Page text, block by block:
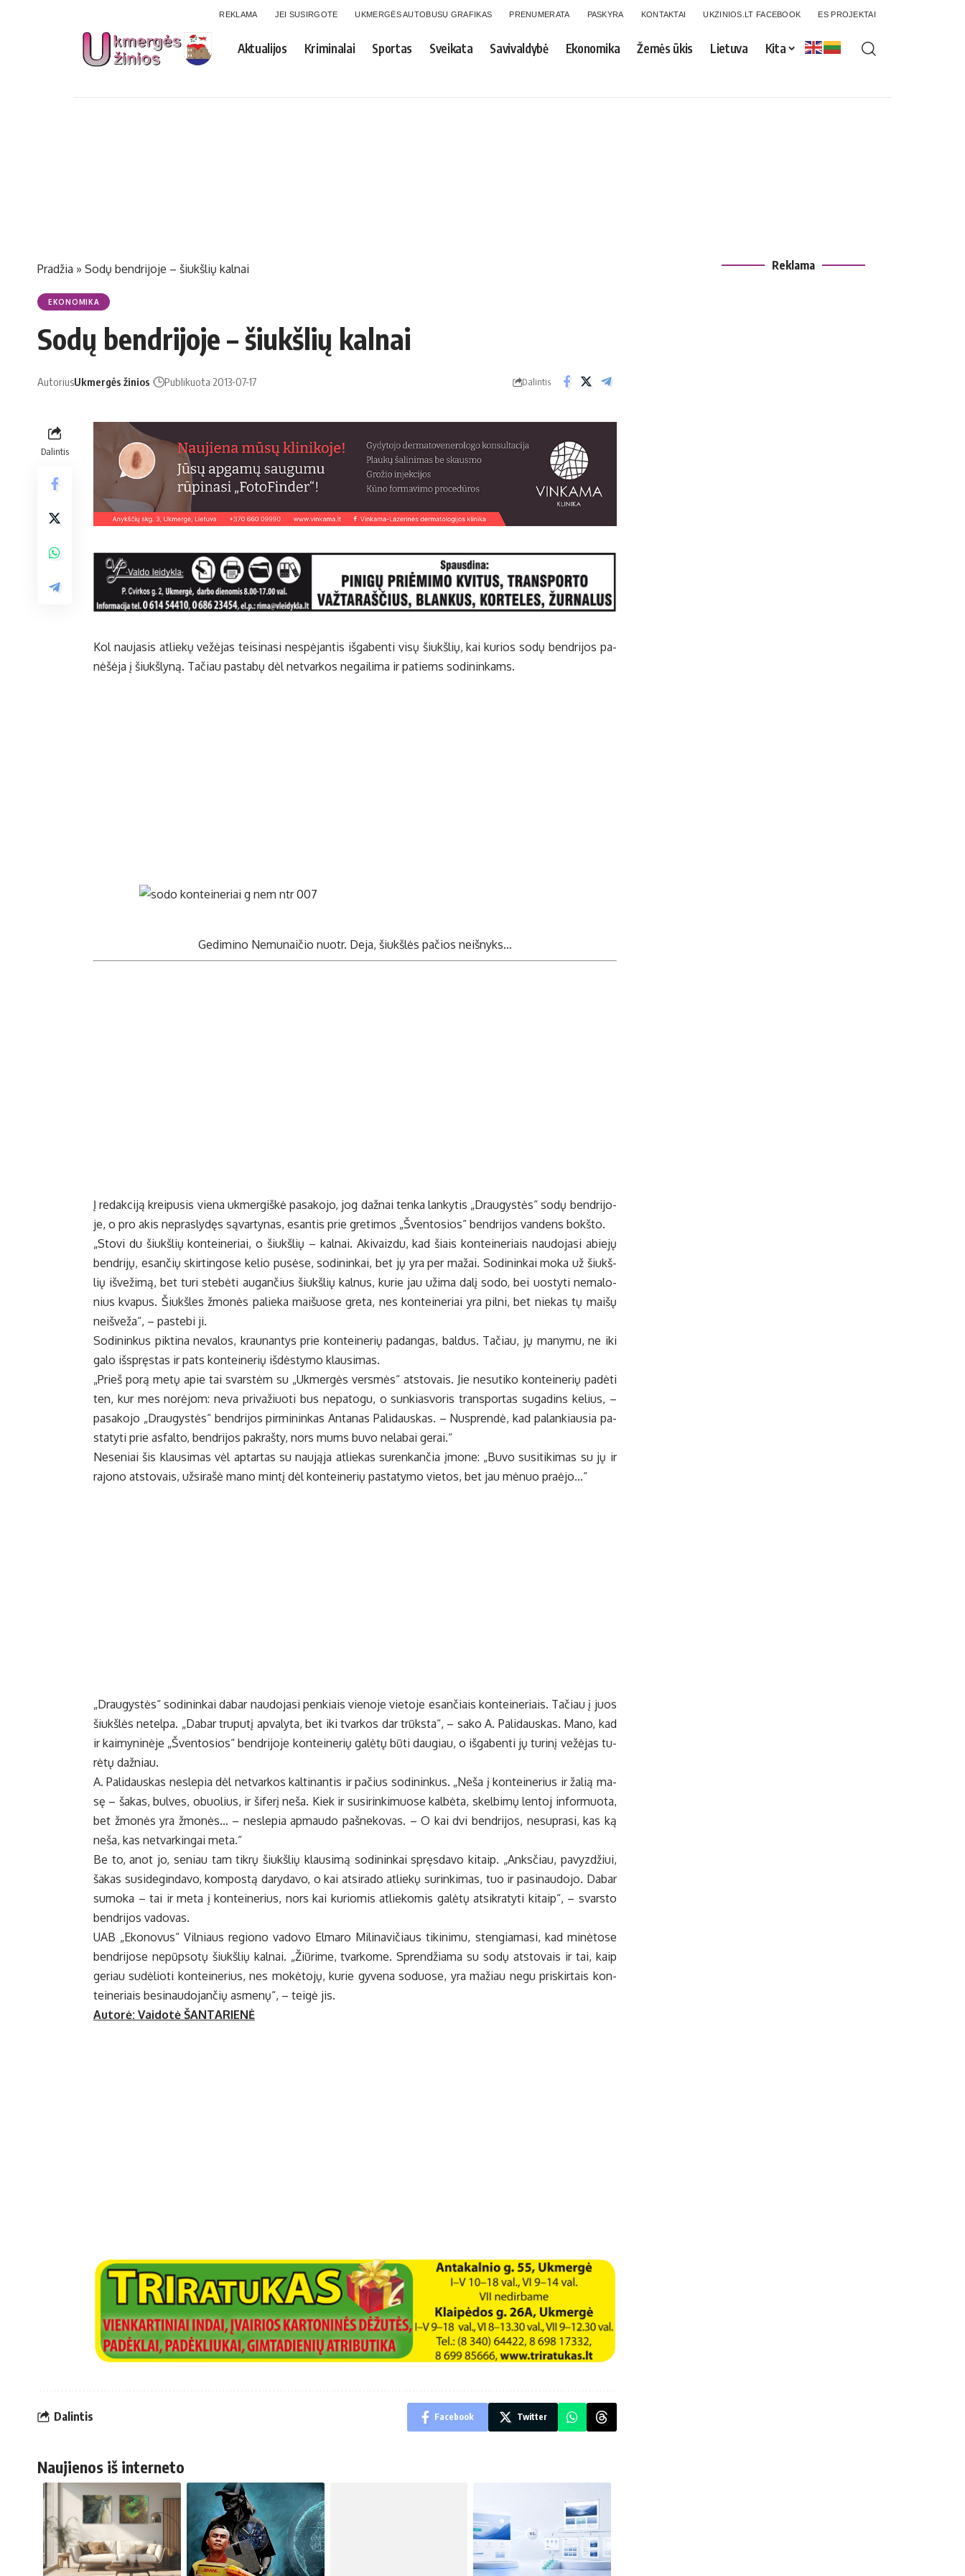
REKLAMA JEI SUSIRGOTE UKMERGĖS AUTOBUSŲ GRAFIKAS PRENUMERATA PASKYRA KONTAKTAI UKZINIOS.LT FACEBOOK ES PROJEKTAI
Aktualijos Kriminalai Sportas Sveikata Savivaldybė Ekonomika Žemės ūkis Lietuva Kita
Pradžia » So­dų ben­dri­jo­je – šiukš­lių kal­nai
EKONOMIKA
So­dų ben­dri­jo­je – šiukš­lių kal­nai
AutoriusUkmergės žinios Publikuota 2013-07-17 Dalintis
Dalintis
Kol nau­ja­sis at­lie­kų ve­žė­jas tei­si­na­si ne­spė­jan­tis iš­ga­ben­ti vi­sų šiukš­lių, kai ku­rios so­dų ben­dri­jos pa­
nė­šė­ja į šiukš­ly­ną. Ta­čiau pa­sta­bų dėl ne­tvar­kos ne­gai­li­ma ir pa­tiems so­di­nin­kams.
Ge­di­mi­no Ne­mu­nai­čio nuotr. Deja, šiukš­lės pa­čios ne­iš­nyks…
Į re­dak­ci­ją krei­pu­sis vie­na uk­mer­giš­kė pa­sa­ko­jo, jog daž­nai ten­ka lan­ky­tis „Drau­gys­tės“ so­dų ben­dri­jo­
je, o pro akis ne­pra­sly­dęs są­var­ty­nas, esan­tis prie gre­ti­mos „Šven­to­sios“ ben­dri­jos van­dens bokš­to.
„Sto­vi du šiukš­lių kon­tei­ne­riai, o šiukš­lių – kal­nai. Aki­vaiz­du, kad šiais kon­tei­ne­riais nau­do­ja­si abie­jų
ben­dri­jų, esan­čių skir­tin­go­se ke­lio pu­sė­se, so­di­nin­kai, bet jų yra per ma­žai. So­di­nin­kai mo­ka už šiukš­
lių iš­ve­ži­mą, bet tu­ri ste­bė­ti au­gan­čius šiukš­lių kal­nus, ku­rie jau už­ima da­lį so­do, bei uos­ty­ti ne­ma­lo­
nius kva­pus. Šiukš­les žmo­nės pa­lie­ka mai­šuo­se gre­ta, nes kon­tei­ne­riai yra pil­ni, bet nie­kas tų mai­šų
ne­iš­ve­ža“, – pa­ste­bi ji.
So­di­nin­kus pik­ti­na ne­va­los, krau­nan­tys prie kon­tei­ne­rių pa­dan­gas, bal­dus. Ta­čiau, jų ma­ny­mu, ne iki
ga­lo iš­spręs­tas ir pats kon­tei­ne­rių iš­dės­ty­mo klau­si­mas.
„Prieš po­rą me­tų apie tai svars­tėm su „Uk­mer­gės ver­smės“ at­sto­vais. Jie ne­su­ti­ko kon­tei­ne­rių pa­dė­ti
ten, kur mes no­rė­jom: ne­va pri­va­žiuo­ti bus ne­pa­to­gu, o sun­kias­vo­ris trans­por­tas su­ga­dins ke­lius, –
pa­sa­ko­jo „Drau­gys­tės“ ben­dri­jos pir­mi­nin­kas An­ta­nas Pa­li­daus­kas. – Nu­spren­dė, kad pa­lan­kiau­sia pa­
sta­ty­ti prie as­fal­to, ben­dri­jos pa­kraš­ty, nors mums bu­vo ne­la­bai ge­rai.“
Ne­se­niai šis klau­si­mas vėl ap­tar­tas su nau­ją­ja at­lie­kas su­ren­kan­čia įmo­ne: „Bu­vo su­si­ti­ki­mas su jų ir
ra­jo­no at­sto­vais, už­si­ra­šė ma­no min­tį dėl kon­tei­ne­rių pa­sta­ty­mo vie­tos, bet jau mė­nuo pra­ėjo…“
„Drau­gys­tės“ so­di­nin­kai da­bar nau­do­ja­si pen­kiais vie­no­je vie­to­je esan­čiais kon­tei­ne­riais. Ta­čiau į juos
šiukš­lės ne­tel­pa. „Da­bar tru­pu­tį ap­va­ly­ta, bet iki tvar­kos dar trūks­ta“, – sa­ko A. Pa­li­daus­kas. Ma­no, kad
ir kai­my­ni­nė­je „Šven­to­sios“ ben­dri­jo­je kon­tei­ne­rių ga­lė­tų bū­ti dau­giau, o iš­ga­ben­ti jų tu­ri­nį ve­žė­jas tu­
rė­tų daž­niau.
A. Pa­li­daus­kas ne­sle­pia dėl ne­tvar­kos kal­ti­nan­tis ir pa­čius so­di­nin­kus. „Ne­ša į kon­tei­ne­rius ir ža­lią ma­
sę – ša­kas, bul­ves, obuo­lius, ir ši­fe­rį ne­ša. Kiek ir su­si­rin­ki­muo­se kal­bė­ta, skel­bi­mų len­toj in­for­muo­ta,
bet žmo­nės yra žmo­nės… – ne­sle­pia ap­mau­do pa­šne­ko­vas. – O kai dvi ben­dri­jos, ne­su­pra­si, kas ką
ne­ša, kas ne­tvar­kin­gai me­ta.“
Be to, anot jo, se­niau tam tik­rų šiukš­lių klau­si­mą so­di­nin­kai spręs­da­vo ki­taip. „Anks­čiau, pa­vyz­džiui,
ša­kas su­si­de­gin­da­vo, kom­pos­tą da­ry­da­vo, o kai at­si­ra­do at­lie­kų su­rin­ki­mas, tuo ir pa­si­nau­do­jo. Da­bar
sumo­ka – tai ir me­ta į kon­tei­ne­rius, nors kai ku­rio­mis at­lie­ko­mis ga­lė­tų at­si­kra­ty­ti ki­taip“, – svars­to
ben­dri­jos va­do­vas.
UAB „Eko­no­vus“ Vil­niaus re­gio­no va­do­vo El­ma­ro Mi­li­na­vi­čiaus ti­ki­ni­mu, sten­gia­ma­si, kad mi­nė­to­se
ben­dri­jo­se ne­pūp­so­tų šiukš­lių kal­nai. „Žiū­ri­me, tvar­ko­me. Spren­džia­ma su so­dų at­sto­vais ir tai, kaip
ge­riau su­dė­lio­ti kon­tei­ne­rius, nes mo­kė­to­jų, ku­rie gy­ve­na so­duo­se, yra ma­žiau ne­gu pri­skir­tais kon­
tei­ne­riais be­si­nau­do­jan­čių as­me­nų“, – tei­gė jis.
Autorė: Vai­do­tė ŠANTARIENĖ
Dalintis Facebook Twitter
Naujienos iš interneto
Reklama